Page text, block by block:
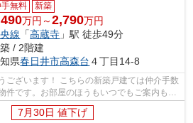
手無料 新築
万円～2,790万円
線 「高蔵寺 」駅 徒歩49分
/ 2階建
県春日井市高森台 ４丁目14-8
ございます！ こちらの新築戸建ては仲介手数
件です。お部屋のほうもいつでもご案内もさ
合せ下...
7月30日 値下げ